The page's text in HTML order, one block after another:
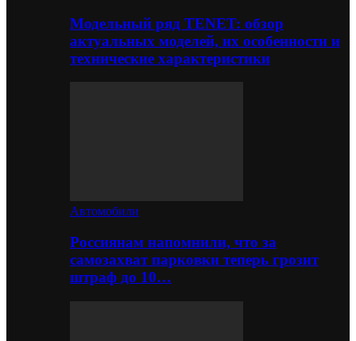
Модельный ряд TENET: обзор
актуальных моделей, их особенности и
технические характеристики
Автомобили
Россиянам напомнили, что за
самозахват парковки теперь грозит
штраф до 10…